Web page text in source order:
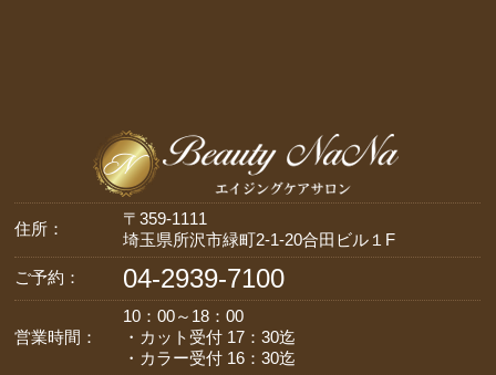
住所：
〒359-1111
埼玉県所沢市緑町2-1-20合田ビル１F
ご予約：
04-2939-7100
営業時間：
10：00～18：00
・カット受付 17：30迄
・カラー受付 16：30迄